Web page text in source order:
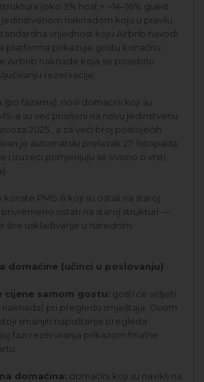
(oko 3% host + ~14–16% guest
naknadom koju u pravilu
vrijednost koju Airbnb navodi
platforma prikazuje gostu konačnu
Airbnb naknade koja se posebno
rezervacije.
(po fazama): novi domaćini koji su
a su već prisiljeni na novu jedinstvenu
2025., a za veći broj postojećih
je automatski prelazak 27. listopada
i izuzeci primjenjuju se ovisno o vrsti
PMS ili koji su ostali na staroj
privremeno ostati na staroj strukturi —
šire usklađivanje u narednim
domaćine (učinci u poslovanju)
cijene samom gostu: gosti će vidjeti
naknada) pri pregledu smještaja. Ovom
smanjiti napuštanje pregleda
fazi rezerviranja prikazom finalne
domaćina: domaćini koji su navikli na